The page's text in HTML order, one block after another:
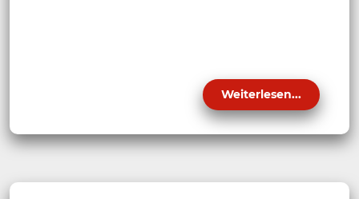
Weiterlesen...